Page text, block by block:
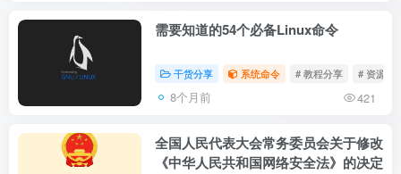
需要知道的54个必备Linux命令
干货分享 系统命令 # 教程分享 # 资源分
8个月前 421
全国人民代表大会常务委员会关于修改
《中华人民共和国网络安全法》的决定